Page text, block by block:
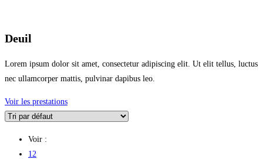
Deuil
Lorem ipsum dolor sit amet, consectetur adipiscing elit. Ut elit tellus, luctus
nec ullamcorper mattis, pulvinar dapibus leo.
Voir les prestations
Voir :
12